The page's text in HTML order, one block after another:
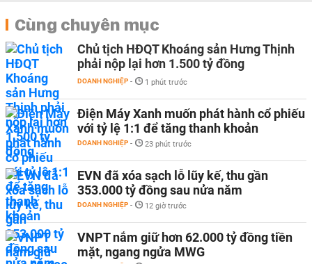
Cùng chuyên mục
Chủ tịch HĐQT Khoáng sản Hưng Thịnh
phải nộp lại hơn 1.500 tỷ đồng
DOANH NGHIỆP - 1 phút trước
Điện Máy Xanh muốn phát hành cổ phiếu
với tỷ lệ 1:1 để tăng thanh khoản
DOANH NGHIỆP - 23 phút trước
EVN đã xóa sạch lỗ lũy kế, thu gần
353.000 tỷ đồng sau nửa năm
DOANH NGHIỆP - 12 giờ trước
VNPT nắm giữ hơn 62.000 tỷ đồng tiền
mặt, ngang ngửa MWG